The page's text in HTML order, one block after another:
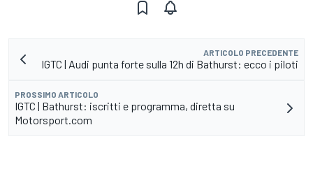
ARTICOLO PRECEDENTE
IGTC | Audi punta forte sulla 12h di Bathurst: ecco i piloti
PROSSIMO ARTICOLO
IGTC | Bathurst: iscritti e programma, diretta su
Motorsport.com